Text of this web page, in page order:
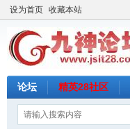
设为首页 收藏本站
论坛 精英28社区